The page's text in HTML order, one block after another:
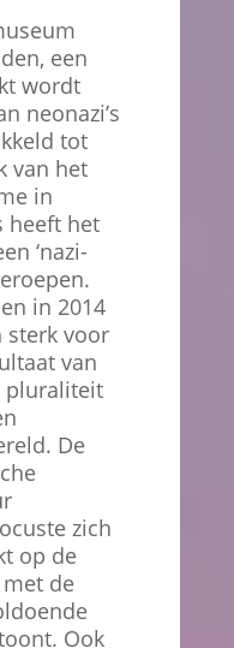
een
wordt
neonazi’s
tot
van het
in
heeft het
‘nazi-
in 2014
sterk voor
van
pluraliteit
De
zich
op de
de
Ook